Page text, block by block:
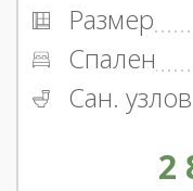
Размер
Спален
Сан. узлов
2